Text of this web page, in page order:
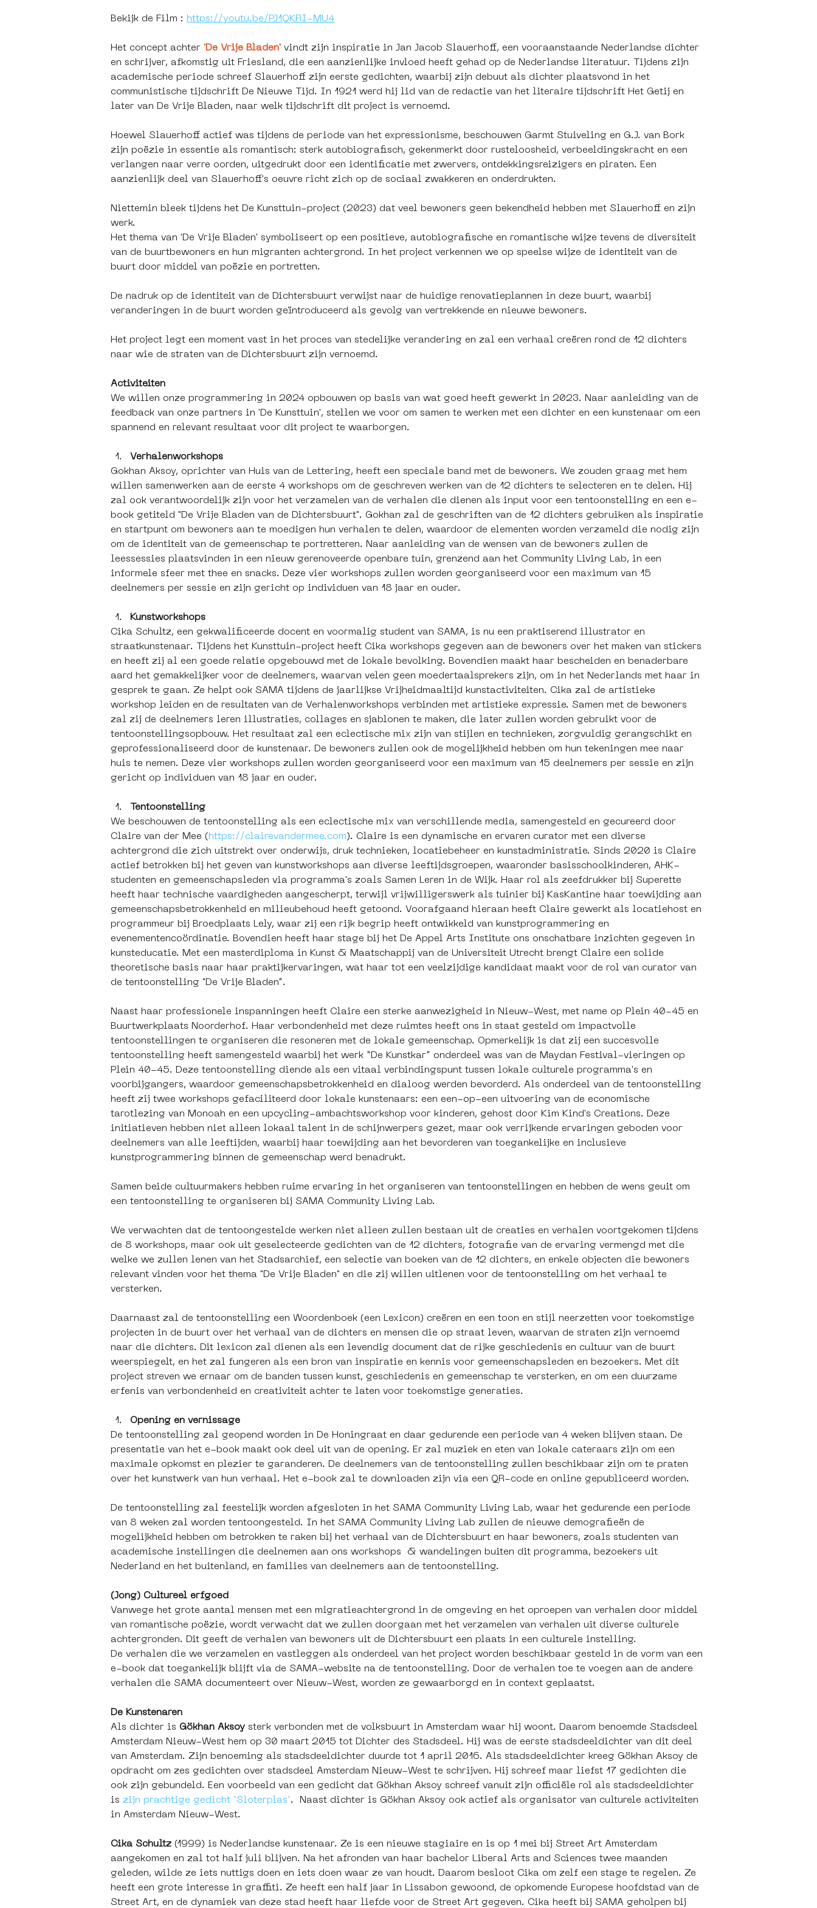
Bekijk de Film : https://youtu.be/PJ1QKRI-MU4
Het concept achter 'De Vrije Bladen' vindt zijn inspiratie in Jan Jacob Slauerhoff, een vooraanstaande Nederlandse dichter
en schrijver, afkomstig uit Friesland, die een aanzienlijke invloed heeft gehad op de Nederlandse literatuur. Tijdens zijn
academische periode schreef Slauerhoff zijn eerste gedichten, waarbij zijn debuut als dichter plaatsvond in het
communistische tijdschrift De Nieuwe Tijd. In 1921 werd hij lid van de redactie van het literaire tijdschrift Het Getij en
later van De Vrije Bladen, naar welk tijdschrift dit project is vernoemd.
Hoewel Slauerhoff actief was tijdens de periode van het expressionisme, beschouwen Garmt Stuiveling en G.J. van Bork
zijn poëzie in essentie als romantisch: sterk autobiografisch, gekenmerkt door rusteloosheid, verbeeldingskracht en een
verlangen naar verre oorden, uitgedrukt door een identificatie met zwervers, ontdekkingsreizigers en piraten. Een
aanzienlijk deel van Slauerhoff's oeuvre richt zich op de sociaal zwakkeren en onderdrukten.
Niettemin bleek tijdens het De Kunsttuin-project (2023) dat veel bewoners geen bekendheid hebben met Slauerhoff en zijn
werk.
Het thema van 'De Vrije Bladen' symboliseert op een positieve, autobiografische en romantische wijze tevens de diversiteit
van de buurtbewoners en hun migranten achtergrond. In het project verkennen we op speelse wijze de identiteit van de
buurt door middel van poëzie en portretten.
De nadruk op de identiteit van de Dichtersbuurt verwijst naar de huidige renovatieplannen in deze buurt, waarbij
veranderingen in de buurt worden geïntroduceerd als gevolg van vertrekkende en nieuwe bewoners.
Het project legt een moment vast in het proces van stedelijke verandering en zal een verhaal creëren rond de 12 dichters
naar wie de straten van de Dichtersbuurt zijn vernoemd.
Activiteiten
We willen onze programmering in 2024 opbouwen op basis van wat goed heeft gewerkt in 2023. Naar aanleiding van de
feedback van onze partners in 'De Kunsttuin', stellen we voor om samen te werken met een dichter en een kunstenaar om een ​​
spannend en relevant resultaat voor dit project te waarborgen.
Verhalenworkshops
Gokhan Aksoy, oprichter van Huis van de Lettering, heeft een speciale band met de bewoners. We zouden graag met hem
willen samenwerken aan de eerste 4 workshops om de geschreven werken van de 12 dichters te selecteren en te delen. Hij
zal ook verantwoordelijk zijn voor het verzamelen van de verhalen die dienen als input voor een tentoonstelling en een e-
book getiteld "De Vrije Bladen van de Dichtersbuurt". Gokhan zal de geschriften van de 12 dichters gebruiken als inspiratie
en startpunt om bewoners aan te moedigen hun verhalen te delen, waardoor de elementen worden verzameld die nodig zijn
om de identiteit van de gemeenschap te portretteren. Naar aanleiding van de wensen van de bewoners zullen de
leessessies plaatsvinden in een nieuw gerenoveerde openbare tuin, grenzend aan het Community Living Lab, in een
informele sfeer met thee en snacks. Deze vier workshops zullen worden georganiseerd voor een maximum van 15
deelnemers per sessie en zijn gericht op individuen van 18 jaar en ouder.
Kunstworkshops
Cika Schultz, een gekwalificeerde docent en voormalig student van SAMA, is nu een praktiserend illustrator en
straatkunstenaar. Tijdens het Kunsttuin-project heeft Cika workshops gegeven aan de bewoners over het maken van stickers
en heeft zij al een goede relatie opgebouwd met de lokale bevolking. Bovendien maakt haar bescheiden en benaderbare
aard het gemakkelijker voor de deelnemers, waarvan velen geen moedertaalsprekers zijn, om in het Nederlands met haar in
gesprek te gaan. Ze helpt ook SAMA tijdens de jaarlijkse Vrijheidmaaltijd kunstactiviteiten. Cika zal de artistieke
workshop leiden en de resultaten van de Verhalenworkshops verbinden met artistieke expressie. Samen met de bewoners
zal zij de deelnemers leren illustraties, collages en sjablonen te maken, die later zullen worden gebruikt voor de
tentoonstellingsopbouw. Het resultaat zal een eclectische mix zijn van stijlen en technieken, zorgvuldig gerangschikt en
geprofessionaliseerd door de kunstenaar. De bewoners zullen ook de mogelijkheid hebben om hun tekeningen mee naar
huis te nemen. Deze vier workshops zullen worden georganiseerd voor een maximum van 15 deelnemers per sessie en zijn
gericht op individuen van 18 jaar en ouder.
Tentoonstelling
We beschouwen de tentoonstelling als een eclectische mix van verschillende media, samengesteld en gecureerd door
Claire van der Mee ( https://clairevandermee.com). Claire is een dynamische en ervaren curator met een diverse
achtergrond die zich uitstrekt over onderwijs, druk technieken, locatiebeheer en kunstadministratie. Sinds 2020 is Claire
actief betrokken bij het geven van kunstworkshops aan diverse leeftijdsgroepen, waaronder basisschoolkinderen, AHK-
studenten en gemeenschapsleden via programma's zoals Samen Leren in de Wijk. Haar rol als zeefdrukker bij Superette
heeft haar technische vaardigheden aangescherpt, terwijl vrijwilligerswerk als tuinier bij KasKantine haar toewijding aan
gemeenschapsbetrokkenheid en milieubehoud heeft getoond. Voorafgaand hieraan heeft Claire gewerkt als locatiehost en
programmeur bij Broedplaats Lely, waar zij een rijk begrip heeft ontwikkeld van kunstprogrammering en
evenementencoördinatie. Bovendien heeft haar stage bij het De Appel Arts Institute ons onschatbare inzichten gegeven in
kunsteducatie. Met een masterdiploma in Kunst & Maatschappij van de Universiteit Utrecht brengt Claire een solide
theoretische basis naar haar praktijkervaringen, wat haar tot een veelzijdige kandidaat maakt voor de rol van curator van
de tentoonstelling "De Vrije Bladen”.
Naast haar professionele inspanningen heeft Claire een sterke aanwezigheid in Nieuw-West, met name op Plein 40-45 en
Buurtwerkplaats Noorderhof. Haar verbondenheid met deze ruimtes heeft ons in staat gesteld om impactvolle
tentoonstellingen te organiseren die resoneren met de lokale gemeenschap. Opmerkelijk is dat zij een succesvolle
tentoonstelling heeft samengesteld waarbij het werk “De Kunstkar” onderdeel was van de Maydan Festival-vieringen op
Plein 40-45. Deze tentoonstelling diende als een vitaal verbindingspunt tussen lokale culturele programma's en
voorbijgangers, waardoor gemeenschapsbetrokkenheid en dialoog werden bevorderd. Als onderdeel van de tentoonstelling
heeft zij twee workshops gefaciliteerd door lokale kunstenaars: een een-op-een uitvoering van de economische
tarotlezing van Monoah en een upcycling-ambachtsworkshop voor kinderen, gehost door Kim Kind's Creations. Deze
initiatieven hebben niet alleen lokaal talent in de schijnwerpers gezet, maar ook verrijkende ervaringen geboden voor
deelnemers van alle leeftijden, waarbij haar toewijding aan het bevorderen van toegankelijke en inclusieve
kunstprogrammering binnen de gemeenschap werd benadrukt.
Samen beide cultuurmakers hebben ruime ervaring in het organiseren van tentoonstellingen en hebben de wens geuit om
een tentoonstelling te organiseren bij SAMA Community Living Lab.
We verwachten dat de tentoongestelde werken niet alleen zullen bestaan uit de creaties en verhalen voortgekomen tijdens
de 8 workshops, maar ook uit geselecteerde gedichten van de 12 dichters, fotografie van de ervaring vermengd met die
welke we zullen lenen van het Stadsarchief, een selectie van boeken van de 12 dichters, en enkele objecten die bewoners
relevant vinden voor het thema "De Vrije Bladen" en die zij willen uitlenen voor de tentoonstelling om het verhaal te
versterken.
Daarnaast zal de tentoonstelling een Woordenboek (een Lexicon) creëren en een toon en stijl neerzetten voor toekomstige
projecten in de buurt over het verhaal van de dichters en mensen die op straat leven, waarvan de straten zijn vernoemd
naar die dichters. Dit lexicon zal dienen als een levendig document dat de rijke geschiedenis en cultuur van de buurt
weerspiegelt, en het zal fungeren als een bron van inspiratie en kennis voor gemeenschapsleden en bezoekers. Met dit
project streven we ernaar om de banden tussen kunst, geschiedenis en gemeenschap te versterken, en om een duurzame
erfenis van verbondenheid en creativiteit achter te laten voor toekomstige generaties.
Opening en vernissage
De tentoonstelling zal geopend worden in De Honingraat en daar gedurende een periode van 4 weken blijven staan. De
presentatie van het e-book maakt ook deel uit van de opening. Er zal muziek en eten van lokale cateraars zijn om een
maximale opkomst en plezier te garanderen. De deelnemers van de tentoonstelling zullen beschikbaar zijn om te praten
over het kunstwerk van hun verhaal. Het e-book zal te downloaden zijn via een QR-code en online gepubliceerd worden.
De tentoonstelling zal feestelijk worden afgesloten in het SAMA Community Living Lab, waar het gedurende een periode
van 8 weken zal worden tentoongesteld. In het SAMA Community Living Lab zullen de nieuwe demografieën de
mogelijkheid hebben om betrokken te raken bij het verhaal van de Dichtersbuurt en haar bewoners, zoals studenten van
academische instellingen die deelnemen aan ons workshops  & wandelingen buiten dit programma, bezoekers uit
Nederland en het buitenland, en families van deelnemers aan de tentoonstelling.
(Jong) Cultureel erfgoed
Vanwege het grote aantal mensen met een migratieachtergrond in de omgeving en het oproepen van verhalen door middel
van romantische poëzie, wordt verwacht dat we zullen doorgaan met het verzamelen van verhalen uit diverse culturele
achtergronden. Dit geeft de verhalen van bewoners uit de Dichtersbuurt een plaats in een culturele instelling.
De verhalen die we verzamelen en vastleggen als onderdeel van het project worden beschikbaar gesteld in de vorm van een
e-book dat toegankelijk blijft via de SAMA-website na de tentoonstelling. Door de verhalen toe te voegen aan de andere
verhalen die SAMA documenteert over Nieuw-West, worden ze gewaarborgd en in context geplaatst.
De Kunstenaren
Als dichter is Gökhan Aksoy sterk verbonden met de volksbuurt in Amsterdam waar hij woont. Daarom benoemde Stadsdeel
Amsterdam Nieuw-West hem op 30 maart 2015 tot Dichter des Stadsdeel. Hij was de eerste stadsdeeldichter van dit deel
van Amsterdam. Zijn benoeming als stadsdeeldichter duurde tot 1 april 2016. Als stadsdeeldichter kreeg Gökhan Aksoy de
opdracht om zes gedichten over stadsdeel Amsterdam Nieuw-West te schrijven. Hij schreef maar liefst 17 gedichten die
ook zijn gebundeld. Een voorbeeld van een gedicht dat Gökhan Aksoy schreef vanuit zijn officiële rol als stadsdeeldichter
is zijn prachtige gedicht ‘Sloterplas’.  Naast dichter is Gökhan Aksoy ook actief als organisator van culturele activiteiten
in Amsterdam Nieuw-West.
Cika Schultz (1999) is Nederlandse kunstenaar. Ze is een nieuwe stagiaire en is op 1 mei bij Street Art Amsterdam
aangekomen en zal tot half juli blijven. Na het afronden van haar bachelor Liberal Arts and Sciences twee maanden
geleden, wilde ze iets nuttigs doen en iets doen waar ze van houdt. Daarom besloot Cika om zelf een stage te regelen. Ze
heeft een grote interesse in graffiti. Ze heeft een half jaar in Lissabon gewoond, de opkomende Europese hoofdstad van de
Street Art, en de dynamiek van deze stad heeft haar liefde voor de Street Art gegeven. Cika heeft bij SAMA geholpen bij